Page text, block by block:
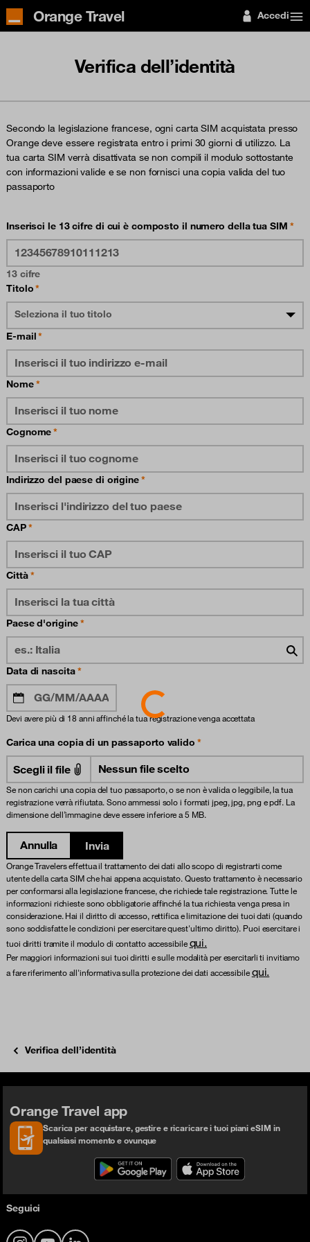
Orange Travel Accedi
Verifica dell’identità
Secondo la legislazione francese, ogni carta SIM acquistata presso
Orange deve essere registrata entro i primi 30 giorni di utilizzo. La
tua carta SIM verrà disattivata se non compili il modulo sottostante
con informazioni valide e se non fornisci una copia valida del tuo
passaporto
Inserisci le 13 cifre di cui è composto il numero della tua SIM
13 cifre
Titolo
Seleziona il tuo titolo
E-mail
Nome
Cognome
Indirizzo del paese di origine
CAP
Città
Paese d'origine
Data di nascita
Devi avere più di 18 anni affinché la tua registrazione venga accettata
Carica una copia di un passaporto valido
Scegli il file
Se non carichi una copia del tuo passaporto, o se non è valida o leggibile, la tua
registrazione verrà rifiutata. Sono ammessi solo i formati jpeg, jpg, png e pdf. La
dimensione dell’immagine deve essere inferiore a 5 MB.
Annulla Invia
Orange Travelers effettua il trattamento dei dati allo scopo di registrarti come
utente della carta SIM che hai appena acquistato. Questo trattamento è necessario
per conformarsi alla legislazione francese, che richiede tale registrazione. Tutte le
informazioni richieste sono obbligatorie affinché la tua richiesta venga presa in
considerazione. Hai il diritto di accesso, rettifica e limitazione dei tuoi dati (quando
sono soddisfatte le condizioni per esercitare quest'ultimo diritto). Puoi esercitare i
tuoi diritti tramite il modulo di contatto accessibilequi.
Per maggiori informazioni sui tuoi diritti e sulle modalità per esercitarli ti invitiamo
a fare riferimento all'informativa sulla protezione dei dati accessibilequi.
Loading...
Verifica dell’identità
Orange Travel app
Scarica per acquistare, gestire e ricaricare i tuoi piani eSIM in
qualsiasi momento e ovunque
Seguici